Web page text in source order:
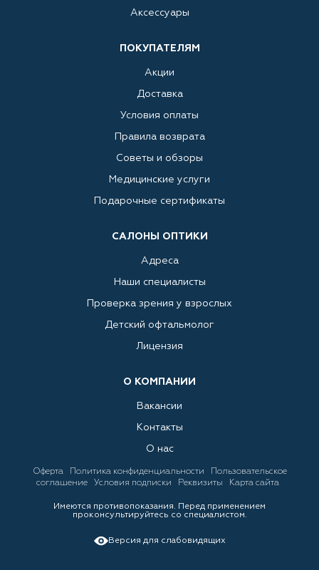
Аксессуары
ПОКУПАТЕЛЯМ
Акции
Доставка
Условия оплаты
Правила возврата
Советы и обзоры
Медицинские услуги
Подарочные сертификаты
САЛОНЫ ОПТИКИ
Адреса
Наши специалисты
Проверка зрения у взрослых
Детский офтальмолог
Лицензия
О КОМПАНИИ
Вакансии
Контакты
О нас
Оферта Политика конфиденциальности
Пользовательское
соглашение
Условия подписки Реквизиты Карта сайта
Имеются противопоказания. Перед применением
проконсультируйтесь со специалистом.
Версия для слабовидящих